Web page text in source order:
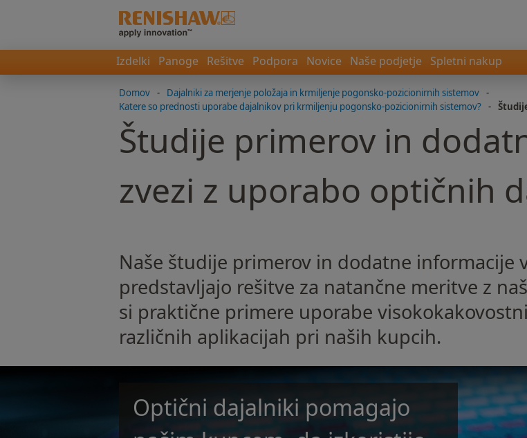
Izdelki Panoge Rešitve Podpora Novice Naše podjetje Spletni nakup
Domov - Dajalniki za merjenje položaja in krmiljenje pogonsko-pozicionirnih sistemov -
Katere so prednosti uporabe dajalnikov pri krmiljenju pogonsko-pozicionirnih sistemov? -
Študije primerov in
zvezi z uporabo optičnih
Naše študije primerov in dodatne informacije
predstavljajo rešitve za natančne meritve z
si praktične primere uporabe
različnih aplikacijah pri naših kupcih.
Optični dajalniki pomagajo